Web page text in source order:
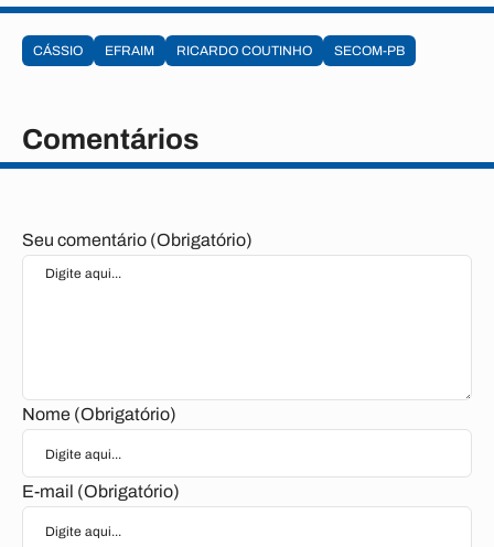
CÁSSIO EFRAIM RICARDO COUTINHO SECOM-PB
Comentários
Seu comentário (Obrigatório)
Nome (Obrigatório)
E-mail (Obrigatório)